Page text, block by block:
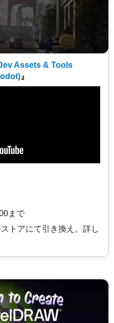
Assets & Tools
』
まで
トアにて引き換え。詳し